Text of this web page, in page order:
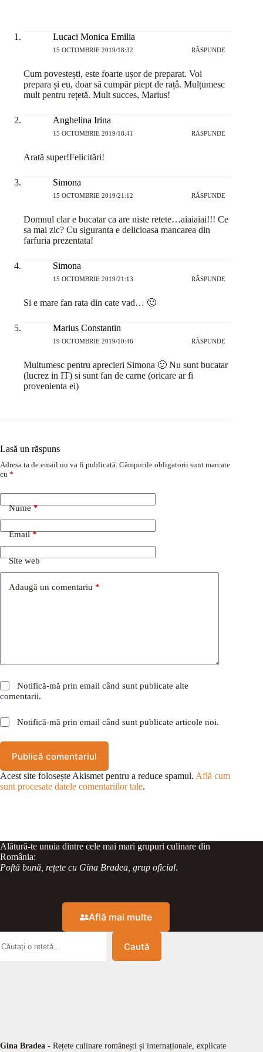
Lucaci Monica Emilia
15 OCTOMBRIE 2019/18:32 RĂSPUNDE
Cum povestești, este foarte ușor de preparat. Voi
prepara și eu, doar să cumpăr piept de rațâ. Mulțumesc
mult pentru rețetă. Mult succes, Marius!
Anghelina Irina
15 OCTOMBRIE 2019/18:41 RĂSPUNDE
Arată super!Felicitări!
Simona
15 OCTOMBRIE 2019/21:12 RĂSPUNDE
Domnul clar e bucatar ca are niste retete…aiaiaiai!!! Ce
sa mai zic? Cu siguranta e delicioasa mancarea din
farfuria prezentata!
Simona
15 OCTOMBRIE 2019/21:13 RĂSPUNDE
Si e mare fan rata din cate vad… 🙂
Marius Constantin
19 OCTOMBRIE 2019/10:46 RĂSPUNDE
Multumesc pentru aprecieri Simona 🙂 Nu sunt bucatar
(lucrez in IT) si sunt fan de carne (oricare ar fi
provenienta ei)
Lasă un răspuns
Adresa ta de email nu va fi publicată. Câmpurile obligatorii sunt marcate
cu *
Nume*
Email*
Site web
Adaugă un comentariu *
Notifică-mă prin email când sunt publicate alte
comentarii.
Notifică-mă prin email când sunt publicate articole noi.
Publică comentariul
Acest site folosește Akismet pentru a reduce spamul. Află cum
sunt procesate datele comentariilor tale.
Alătură-te unuia dintre cele mai mari grupuri culinare din
România:
Poftă bună, rețete cu Gina Bradea, grup oficial.
Află mai multe
Caută
Gina Bradea - Rețete culinare românești și internaționale, explicate